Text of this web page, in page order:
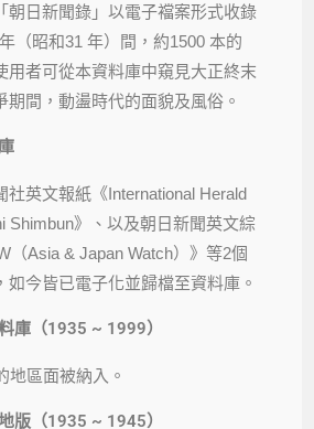
朝日新聞錄」以電子襠案形式收錄
（昭和31 年）間，約1500 本的
用者可從本資料庫中窺見大正終末
期間，動盪時代的面貌及風俗。
社英文報紙《International Herald
Shimbun》、以及朝日新聞英文綜
（Asia & Japan Watch）》等2個
如今皆已電子化並歸檔至資料庫。
庫（1935 ~ 1999）
地區面被納入。
版（1935 ~ 1945）